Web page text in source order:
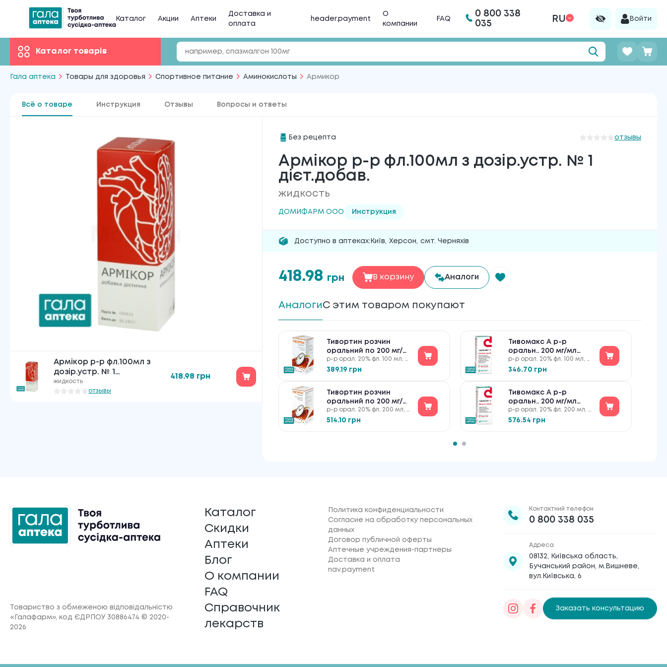
Каталог Акции Аптеки
Доставка и
оплата
header.payment
О
компании
FAQ
0 800 338
035
RU Войти
Каталог товарів
Гала аптека Товары для здоровья Спортивное питание Аминокислоты Армикор
Всё о товаре Инструкция Отзывы Вопросы и ответы
Армікор р-р фл.100мл з
дозір.устр. № 1
дієт.добав.
жидкость
отзывы
418.98 грн
Без рецепта отзывы
Армікор р-р фл.100мл з дозір.устр. № 1
дієт.добав.
жидкость
ДОМИФАРМ ООО Инструкция
Доступно в аптеках: Київ, Херсон, смт. Черняхів
418.98 грн В корзину Аналоги
АналогиС этим товаром покупают
Тивортин розчин
оральний по 200 мг/
мл №1
р-р орал. 20% фл. 100 мл, с
мерн. ложкой
389.19 грн
Тивортин розчин
оральний по 200 мг/
мл №1
р-р орал. 20% фл. 200 мл, с
мерн. ложкой
514.10 грн
Тивомакс А р-р
оральн.. 200 мг/мл
100мл
р-р орал. 20% фл. 100 мл, с
мерн. ложкой
346.70 грн
Тивомакс А р-р
оральн.. 200 мг/мл
200мл
р-р орал. 20% фл. 200 мл, с
мерн. ложкой
576.54 грн
Товариство з обмеженою відповідальністю
«Галафарм», код ЄДРПОУ 30886474 © 2020-
2026
Каталог
Скидки
Аптеки
Блог
О компании
FAQ
Справочник
лекарств
Политика конфиденциальности
Согласие на обработку персональных
данных
Договор публичной оферты
Аптечные учреждения-партнеры
Доставка и оплата
nav.payment
Контактний телефон
0 800 338 035
Адреса
08132, Київська область,
Бучанський район, м.Вишневе,
вул.Київська, 6
Заказать консультацию